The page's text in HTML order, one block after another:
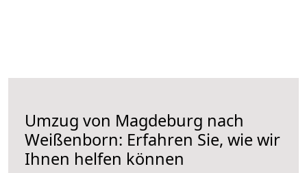
Umzug von Magdeburg nach
Weißenborn: Erfahren Sie, wie wir
Ihnen helfen können